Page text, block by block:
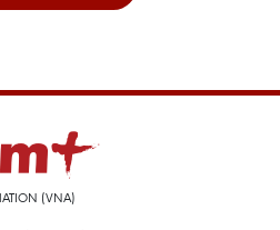
(VNA)